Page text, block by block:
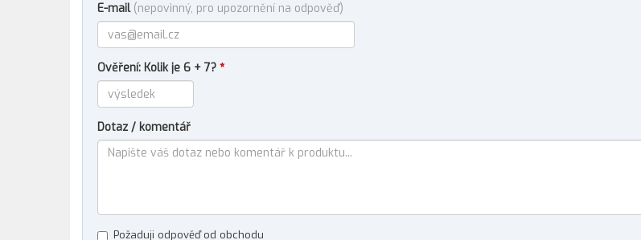
E-mail (nepovinný, pro upozornění na odpověď)
Ověření: Kolik je 6 + 7? *
Dotaz / komentář
Požaduji odpověď od obchodu